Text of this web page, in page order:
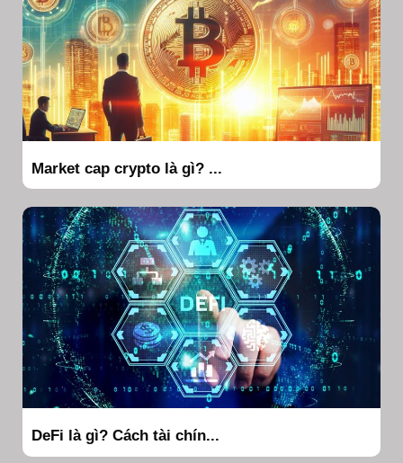
Market cap crypto là gì? ...
DeFi là gì? Cách tài chín...